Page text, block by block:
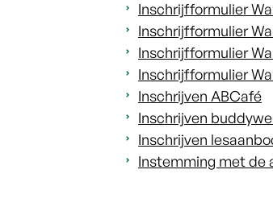
Inschrijfformulier
Inschrijfformulier
Inschrijfformulier
Inschrijfformulier
Inschrijven ABCafé
Inschrijven
Inschrijven
Instemming met de